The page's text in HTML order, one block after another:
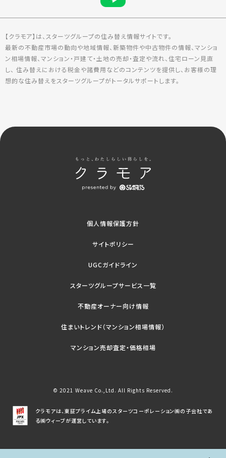
【クラモア】は、スターツグループの住み替え情報サイトです。
最新の不動産市場の動向や地域情報、新築物件や中古物件の情報、マンショ
ン相場情報、マンション・戸建て・土地の売却・査定や流れ、住宅ローン見直
し、 住み替えにおける税金や諸費用などのコンテンツを提供し、お客様の理
想的な住み替えをスターツグループがトータルサポートします。
個人情報保護方針
サイトポリシー
UGCガイドライン
スターツグループサービス一覧
不動産オーナー向け情報
住まいトレンド（マンション相場情報）
マンション売却査定・価格相場
© 2021 Weave Co.,Ltd. All Rights Reserved.
クラモアは、東証プライム上場のスターツコーポレーション㈱の子会社であ
る㈱ウィーブが運営しています。